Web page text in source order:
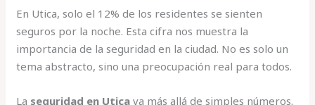
En Utica, solo el 12% de los residentes se sienten
seguros por la noche. Esta cifra nos muestra la
importancia de la seguridad en la ciudad. No es solo un
tema abstracto, sino una preocupación real para todos.
La seguridad en Utica va más allá de simples números.